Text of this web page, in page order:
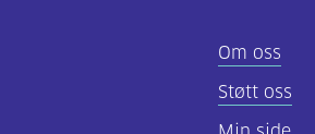
Om oss
Støtt oss